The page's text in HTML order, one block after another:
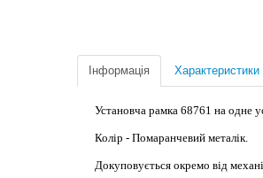
Інформація Характеристики
Установча рамка 68761 на одне
Колір - Помаранчевий металік.
Докуповується окремо від